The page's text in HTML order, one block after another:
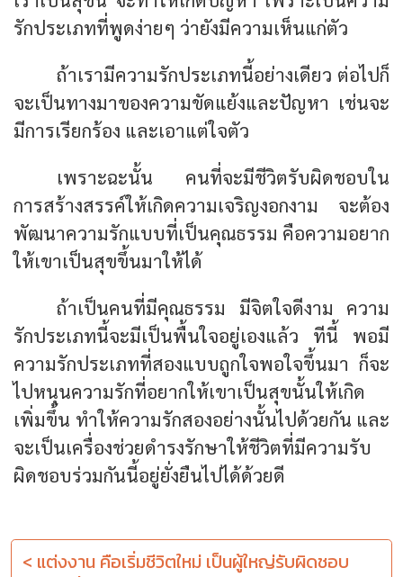
รักประเภทที่พูดง่ายๆ ว่ายังมีความเห็นแก่ตัว
ถ้าเรามีความรักประเภทนี้อย่างเดียว ต่อไปก็
จะเป็นทางมาของความขัดแย้งและปัญหา เช่นจะ
มีการเรียกร้อง และเอาแต่ใจตัว
เพราะฉะนั้น คนที่จะมีชีวิตรับผิดชอบใน
การสร้างสรรค์ให้เกิดความเจริญงอกงาม จะต้อง
พัฒนาความรักแบบที่เป็นคุณธรรม คือความอยาก
ให้เขาเป็นสุขขึ้นมาให้ได้
ถ้าเป็นคนที่มีคุณธรรม มีจิตใจดีงาม ความ
รักประเภทนี้จะมีเป็นพื้นใจอยู่เองแล้ว ทีนี้ พอมี
ความรักประเภทที่สองแบบถูกใจพอใจขึ้นมา ก็จะ
ไปหนุนความรักที่อยากให้เขาเป็นสุขนั้นให้เกิด
เพิ่มขึ้น ทำให้ความรักสองอย่างนั้นไปด้วยกัน และ
จะเป็นเครื่องช่วยดำรงรักษาให้ชีวิตที่มีความรับ
ผิดชอบร่วมกันนี้อยู่ยั่งยืนไปได้ด้วยดี
< แต่งงาน คือเริ่มชีวิตใหม่ เป็นผู้ใหญ่รับผิดชอบ